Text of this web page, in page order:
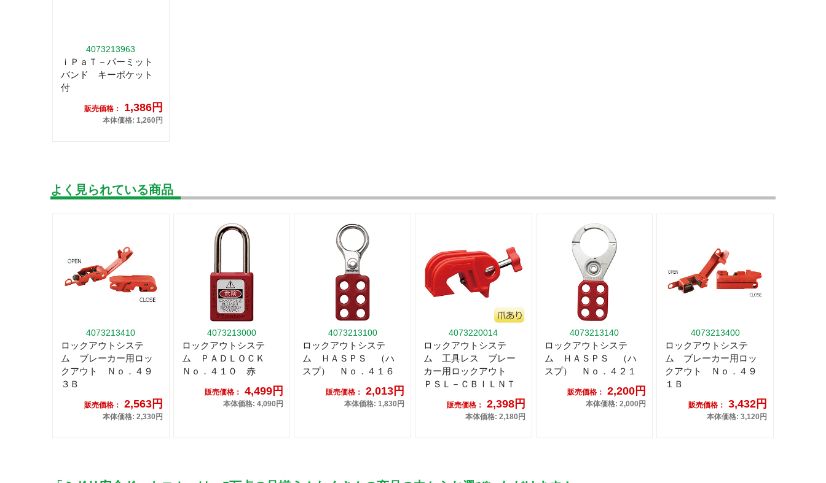
4073213963
ｉＰａＴ－パーミット
バンド キーポケット
付
販売価格： 1,386円
本体価格: 1,260円
よく見られている商品
4073213410
ロックアウトシステ
ム ブレーカー用ロッ
クアウト Ｎｏ．４９
３Ｂ
販売価格： 2,563円
本体価格: 2,330円
4073213000
ロックアウトシステ
ム ＰＡＤＬＯＣＫ
Ｎｏ．４１０ 赤
販売価格： 4,499円
本体価格: 4,090円
4073213100
ロックアウトシステ
ム ＨＡＳＰＳ （ハ
スプ） Ｎｏ．４１６
販売価格： 2,013円
本体価格: 1,830円
4073220014
ロックアウトシステ
ム 工具レス ブレー
カー用ロックアウト
ＰＳＬ－ＣＢＩＬＮＴ
販売価格： 2,398円
本体価格: 2,180円
4073213140
ロックアウトシステ
ム ＨＡＳＰＳ （ハ
スプ） Ｎｏ．４２１
販売価格： 2,200円
本体価格: 2,000円
4073213400
ロックアウトシステ
ム ブレーカー用ロッ
クアウト Ｎｏ．４９
１Ｂ
販売価格： 3,432円
本体価格: 3,120円